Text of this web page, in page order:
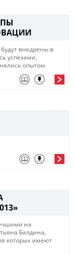
внедрены в
успехами,
опытом.
на
Балдина,
которых имеют